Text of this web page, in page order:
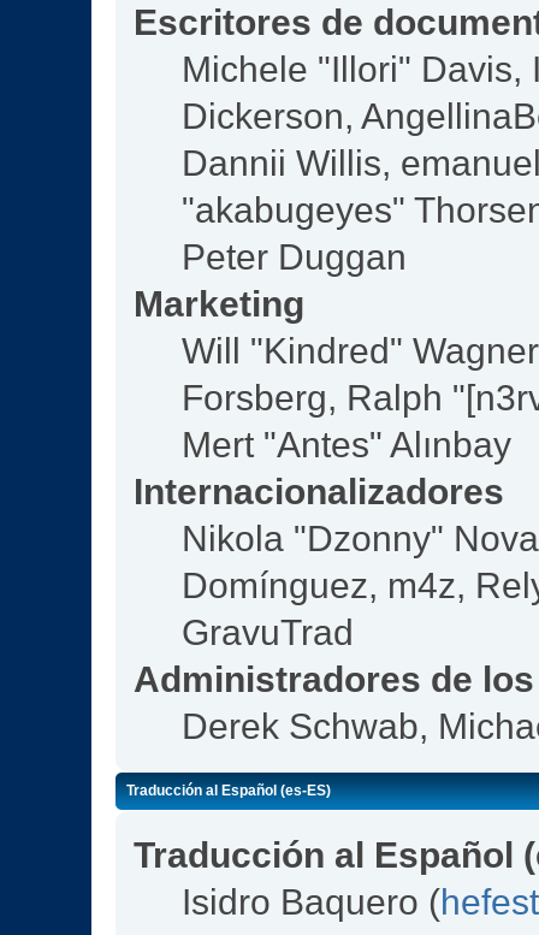
Escritores de
Michele "Illori" Davis,
Dickerson,
Dannii Willis,
"akabugeyes"
Peter Duggan
Marketing
Will "Kindred"
Forsberg, Ralph
Mert "Antes" Alınbay
Internacionalizadores
Nikola "Dzonny"
Domínguez, m4z,
GravuTrad
Administradores de
Derek Schwab,
Traducción al Español (es-ES)
Traducción al Español
Isidro Baquero (